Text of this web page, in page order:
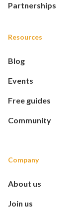
Partnerships
Resources
Blog
Events
Free guides
Community
Company
About us
Join us